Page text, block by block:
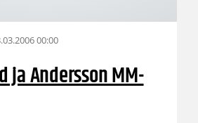
00:00
ja Andersson MM-